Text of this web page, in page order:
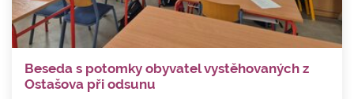
Beseda s potomky obyvatel vystěhovaných z
Ostašova při odsunu